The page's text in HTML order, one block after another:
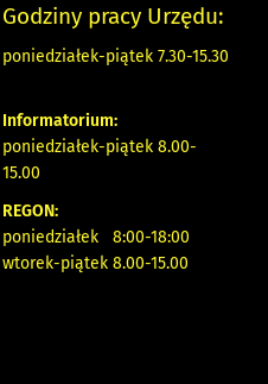
Godziny pracy Urzędu:
poniedziałek-piątek 7.30-15.30
Informatorium:
poniedziałek-piątek 8.00-
15.00
REGON:
poniedziałek 8:00-18:00
wtorek-piątek 8.00-15.00